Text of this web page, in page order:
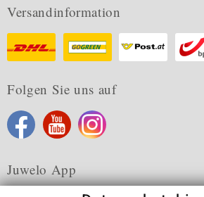
Versandinformation
Folgen Sie uns auf
Juwelo App